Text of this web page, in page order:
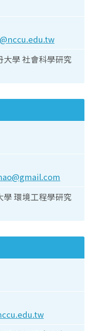
大學 社會科學研究
學 環境工程學研究